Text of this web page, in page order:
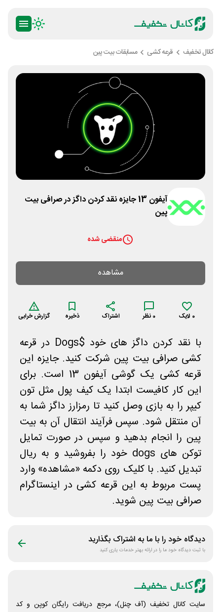
کانال تخفیف قرعه کشی مسابقات بیت پین
آیفون 13 جایزه نقد کردن داگز در صرافی بیت
پین
منقضی شده
مشاهده
0 لایک 0 نظر اشتراک ذخیره گزارش خرابی
با نقد کردن داگز های خود $Dogs در قرعه
کشی صرافی بیت پین شرکت کنید. جایزه این
قرعه کشی یک گوشی آیفون 13 است. برای
این کار کافیست ابتدا یک کیف پول مثل تون
کیپر را به بازی وصل کنید تا رمزارز داگز شما به
آن منتقل شود. سپس فرآیند انتقال آن به بیت
پین را انجام بدهید و سپس در صورت تمایل
توکن های dogs خود را بفروشید و به ریال
تبدیل کنید. با کلیک روی دکمه «مشاهده» وارد
پست مربوط به این قرعه کشی در اینستاگرام
صرافی بیت پین شوید.
دیدگاه خود را با ما به اشتراک بگذارید
با ثبت دیدگاه خود ما را در ارائه بهتر خدمات یاری کنید
سایت کانال تخفیف (آف چنل)، مرجع دریافت رایگان کوپن و کد